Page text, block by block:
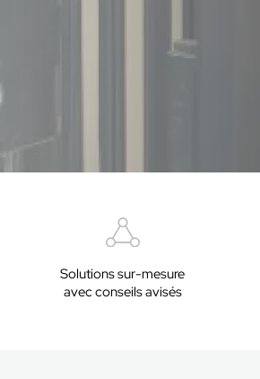
Solutions sur-mesure
avec conseils avisés